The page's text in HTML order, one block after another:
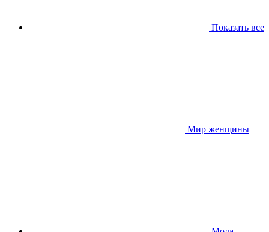
Показать все
Мир женщины